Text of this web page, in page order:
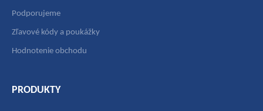
Podporujeme
Zľavové kódy a poukážky
Hodnotenie obchodu
PRODUKTY